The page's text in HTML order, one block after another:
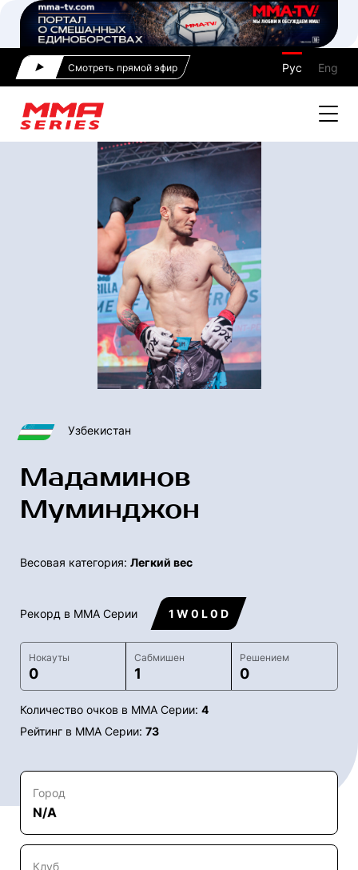
Смотреть прямой эфир Рус Eng
Узбекистан
Мадаминов
Муминджон
Весовая категория: Легкий вес
Рекорд в ММА Серии 1 W 0 L 0 D
Нокауты
0
Сабмишен
1
Решением
0
Количество очков в ММА Серии: 4
Рейтинг в ММА Серии: 73
Город
N/A
Клуб